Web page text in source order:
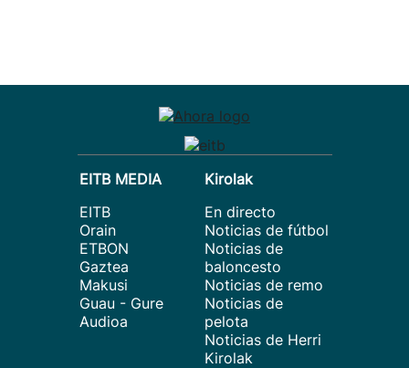
EITB MEDIA
EITB
Orain
ETBON
Gaztea
Makusi
Guau - Gure
Audioa
Kirolak
En directo
Noticias de fútbol
Noticias de
baloncesto
Noticias de remo
Noticias de
pelota
Noticias de Herri
Kirolak